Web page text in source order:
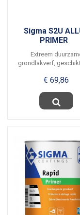
Sigma S2U
PRIMER
Extreem
grondlakverf,
€ 69,86